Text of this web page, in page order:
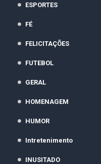
ESPORTES
FÉ
FELICITAÇÕES
FUTEBOL
GERAL
HOMENAGEM
HUMOR
Intretenimento
INUSITADO